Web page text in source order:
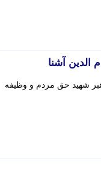
الدین آشنا
شهید حق مردم و وظیفه